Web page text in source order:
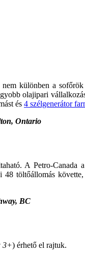
különben a
olajipari
és 4 szélgenerátor
Ontario
A Petro-Canada
töltőállomás követte,
BC
3+) érhető el rajtuk.